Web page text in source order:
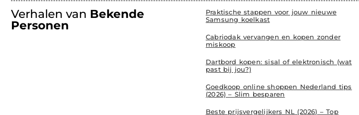
Verhalen van Bekende
Personen
Praktische stappen voor jouw nieuwe
Samsung koelkast
Cabriodak vervangen en kopen zonder
miskoop
Dartbord kopen: sisal of elektronisch (wat
past bij jou?)
Goedkoop online shoppen Nederland tips
(2026) – Slim besparen
Beste prijsvergelijkers NL (2026) – Top